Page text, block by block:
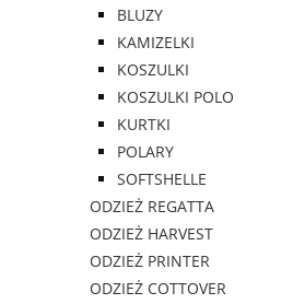
BLUZY
KAMIZELKI
KOSZULKI
KOSZULKI POLO
KURTKI
POLARY
SOFTSHELLE
ODZIEŻ REGATTA
ODZIEŻ HARVEST
ODZIEŻ PRINTER
ODZIEŻ COTTOVER